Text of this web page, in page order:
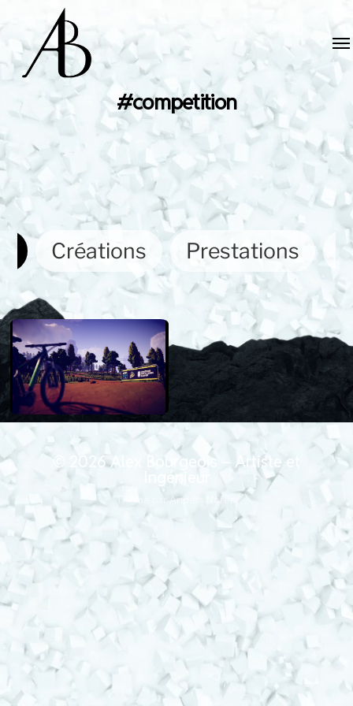
#competition
Créations Prestations
© 2026Alex Bourgeois – Artiste et
Ingénieur
Thème par Anders Norén